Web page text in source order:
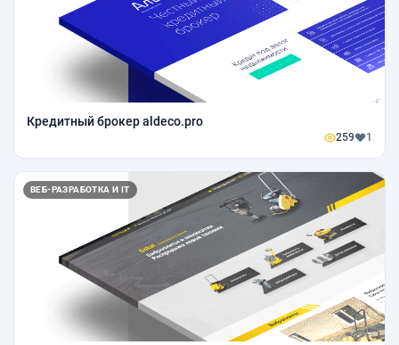
Кредитный брокер aldeco.pro
259 1
ВЕБ-РАЗРАБОТКА И IT